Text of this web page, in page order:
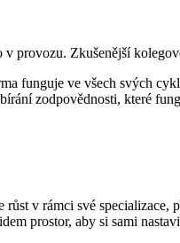
provozu. Zkušenější
funguje ve všech svých
zodpovědnosti, které
v rámci své
prostor, aby si sami